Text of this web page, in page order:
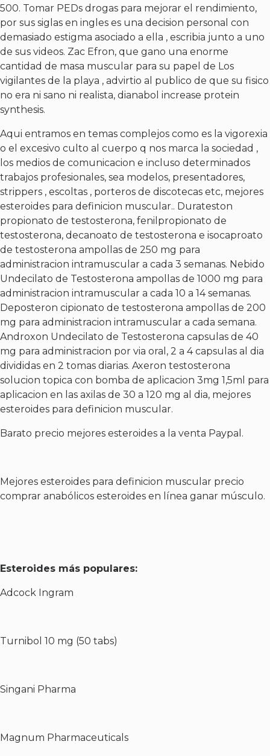
500. Tomar PEDs drogas para mejorar el rendimiento,
por sus siglas en ingles es una decision personal con
demasiado estigma asociado a ella , escribia junto a uno
de sus videos. Zac Efron, que gano una enorme
cantidad de masa muscular para su papel de Los
vigilantes de la playa , advirtio al publico de que su fisico
no era ni sano ni realista, dianabol increase protein
synthesis.
Aqui entramos en temas complejos como es la vigorexia
o el excesivo culto al cuerpo q nos marca la sociedad ,
los medios de comunicacion e incluso determinados
trabajos profesionales, sea modelos, presentadores,
strippers , escoltas , porteros de discotecas etc, mejores
esteroides para definicion muscular.. Durateston
propionato de testosterona, fenilpropionato de
testosterona, decanoato de testosterona e isocaproato
de testosterona ampollas de 250 mg para
administracion intramuscular a cada 3 semanas. Nebido
Undecilato de Testosterona ampollas de 1000 mg para
administracion intramuscular a cada 10 a 14 semanas.
Deposteron cipionato de testosterona ampollas de 200
mg para administracion intramuscular a cada semana.
Androxon Undecilato de Testosterona capsulas de 40
mg para administracion por via oral, 2 a 4 capsulas al dia
divididas en 2 tomas diarias. Axeron testosterona
solucion topica con bomba de aplicacion 3mg 1,5ml para
aplicacion en las axilas de 30 a 120 mg al dia, mejores
esteroides para definicion muscular.
Barato precio mejores esteroides a la venta Paypal.
Mejores esteroides para definicion muscular precio
comprar anabólicos esteroides en línea ganar músculo.
Esteroides más populares:
Adcock Ingram
Turnibol 10 mg (50 tabs)
Singani Pharma
Magnum Pharmaceuticals